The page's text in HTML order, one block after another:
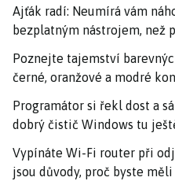
Ajťák radí: Neumírá vám
bezplatným nástrojem, než
Poznejte tajemství
černé, oranžové a modré
Programátor si řekl dost a
dobrý čistič Windows tu
Vypínáte Wi-Fi router při
jsou důvody, proč byste měli